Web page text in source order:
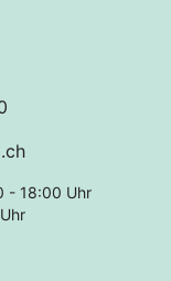
- 18:00 Uhr